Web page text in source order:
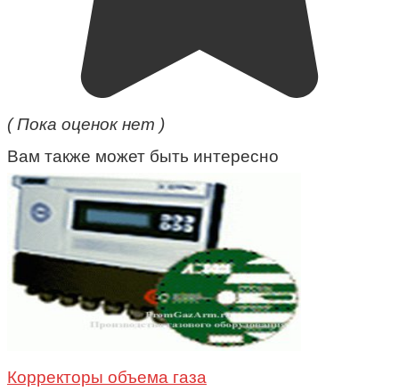
( Пока оценок нет )
Вам также может быть интересно
Корректоры объема газа